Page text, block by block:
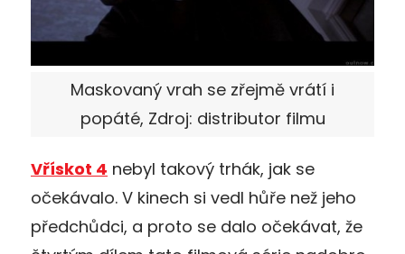
Maskovaný vrah se zřejmě vrátí i
popáté, Zdroj: distributor filmu
Vřískot 4 nebyl takový trhák, jak se
očekávalo. V kinech si vedl hůře než jeho
předchůdci, a proto se dalo očekávat, že